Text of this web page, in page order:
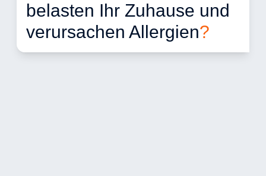
belasten Ihr Zuhause und
verursachen Allergien?